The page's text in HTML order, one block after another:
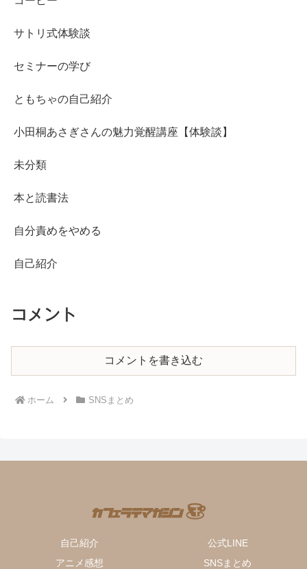
サトリ式体験談
セミナーの学び
ともちゃの自己紹介
小田桐あさぎさんの魅力覚醒講座【体験談】
未分類
本と読書法
自分責めをやめる
自己紹介
コメント
コメントを書き込む
ホーム SNSまとめ
自己紹介
公式LINE
アニメ感想
SNSまとめ